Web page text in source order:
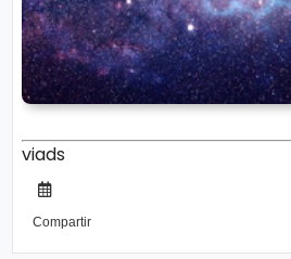
viads
Compartir